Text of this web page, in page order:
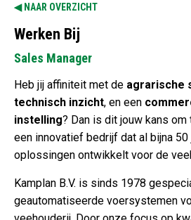
NAAR OVERZICHT
Werken Bij
Sales Manager
Heb jij affiniteit met de agrarische
technisch inzicht, en een
instelling? Dan is dit jouw kans
een innovatief bedrijf dat al bijna 50
oplossingen ontwikkelt voor de
Kamplan B.V. is sinds 1978
geautomatiseerde voersystemen